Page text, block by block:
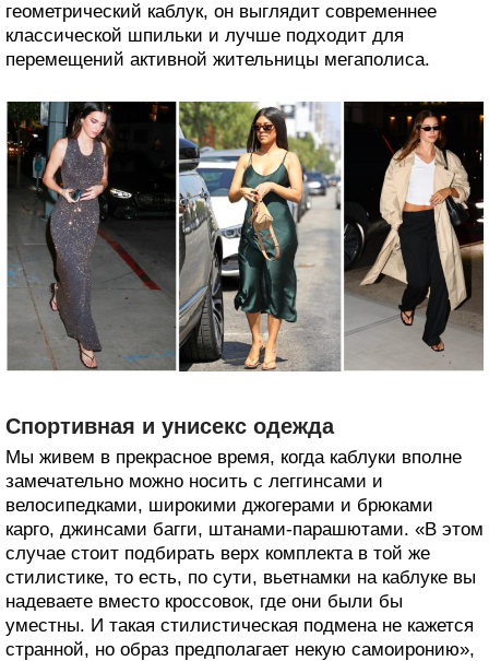
геометрический каблук, он выглядит современнее
классической шпильки и лучше подходит для
перемещений активной жительницы мегаполиса.
Спортивная и унисекс одежда
Мы живем в прекрасное время, когда каблуки вполне
замечательно можно носить с леггинсами и
велосипедками, широкими джогерами и брюками
карго, джинсами багги, штанами-парашютами. «В этом
случае стоит подбирать верх комплекта в той же
стилистике, то есть, по сути, вьетнамки на каблуке вы
надеваете вместо кроссовок, где они были бы
уместны. И такая стилистическая подмена не кажется
странной, но образ предполагает некую самоиронию»,